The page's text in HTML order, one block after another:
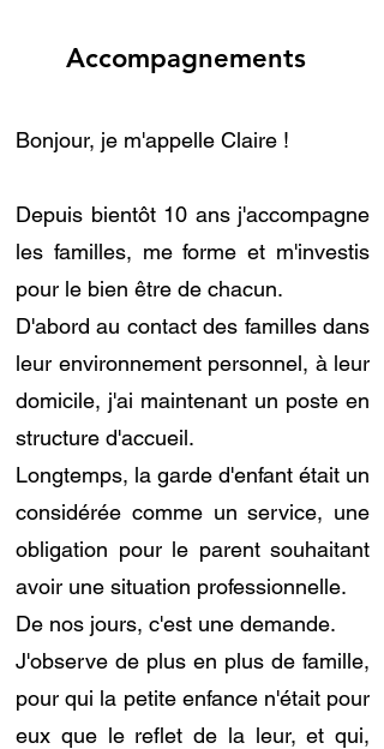
Accompagnements
Bonjour, je m'appelle Claire !
Depuis bientôt 10 ans j'accompagne
les familles, me forme et m'investis
pour le bien être de chacun.
D'abord au contact des familles dans
leur environnement personnel, à leur
domicile, j'ai maintenant un poste en
structure d'accueil.
Longtemps, la garde d'enfant était un
considérée comme un service, une
obligation pour le parent souhaitant
avoir une situation professionnelle.
De nos jours, c'est une demande.
J'observe de plus en plus de famille,
pour qui la petite enfance n'était pour
eux que le reflet de la leur, et qui,